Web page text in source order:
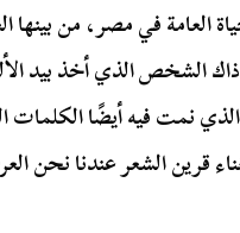
العامة في مصر، من بينها
الشخص الذي أخذ بيد
نمت فيه أيضًا
قرين الشعر عندنا نحن